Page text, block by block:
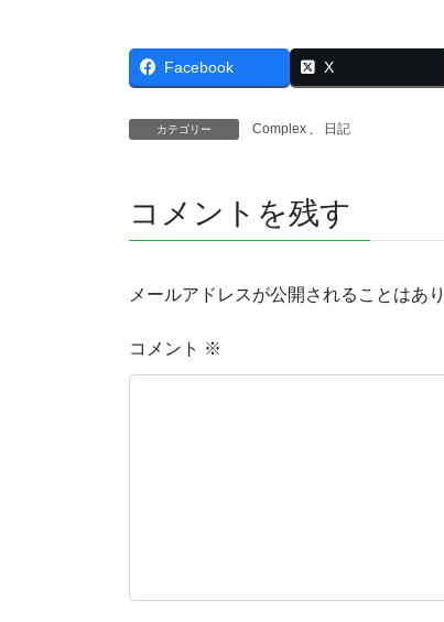
Facebook X
カテゴリー Complex 、 日記
コメントを残す
メールアドレスが公開されることはあり
コメント ※